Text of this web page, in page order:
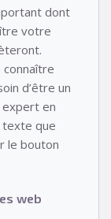
dont
votre
connaître
d’être un
en
texte que
le bouton
web